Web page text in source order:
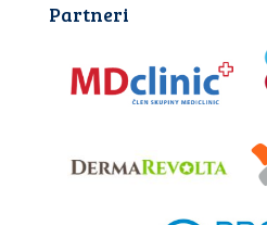
Partneri